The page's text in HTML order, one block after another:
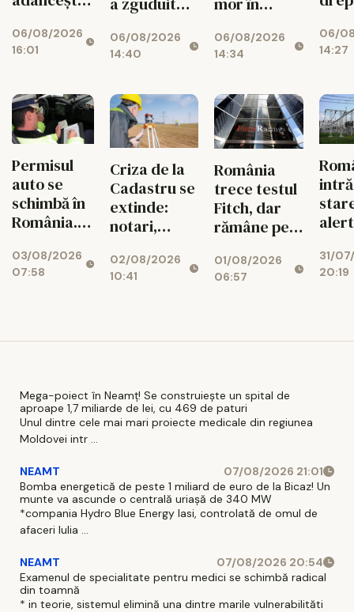
mari pot
rămâne
energie în
orele de
vârf
06/08/2026
16:01
zona
seismică
06/08/2026
14:40
rutiere
decât din
tuberculozei
și a
drogurilor
06/08/2026
14:34
06/
14:27
Permisul
auto se
schimbă în
România.
noi îi
așteaptă
intra în
03/08/2026
07:58
Criza de la
Cadastru se
extinde:
notari,
și bănci,
afectați de
02/08/2026
10:41
România
trece testul
Fitch, dar
rămâne pe
prăpastiei
financiare
01/08/2026
06:57
31/
20:19
Mega-poiect în Neamț! Se construiește un spital de
aproape 1,7 miliarde de lei, cu 469 de paturi
Unul dintre cele mai mari proiecte medicale din regiunea
Moldovei intr ...
NEAMT
07/08/2026 21:01
Bomba energetică de peste 1 miliard de euro de la Bicaz! Un
munte va ascunde o centrală uriașă de 340 MW
*compania Hydro Blue Energy Iasi, controlată de omul de
afaceri Iulia ...
NEAMT
07/08/2026 20:54
Examenul de specialitate pentru medici se schimbă radical
din toamnă
* in teorie, sistemul elimină una dintre marile vulnerabilităti